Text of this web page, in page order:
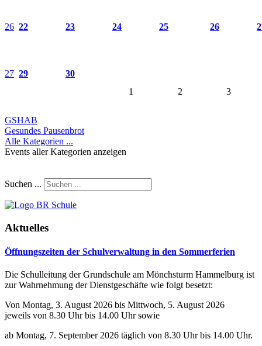
26 22 23 24 25 26
27 29
30
1
2 3
GSHAB
Gesundes Pausenbrot
Alle Kategorien ...
Events aller Kategorien anzeigen
Suchen ...
Aktuelles
Öffnungszeiten der Schulverwaltung in den Sommerferien
Die Schulleitung der Grundschule am Mönchsturm Hammelburg ist
zur Wahrnehmung der Dienstgeschäfte wie folgt besetzt:
Von Montag, 3. August 2026 bis Mittwoch, 5. August 2026
jeweils von 8.30 Uhr bis 14.00 Uhr sowie
ab Montag, 7. September 2026 täglich von 8.30 Uhr bis 14.00 Uhr.